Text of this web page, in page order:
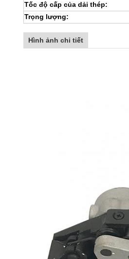
Tốc độ cấp của dải thép:
Trọng lượng:
Hình ảnh chi tiết